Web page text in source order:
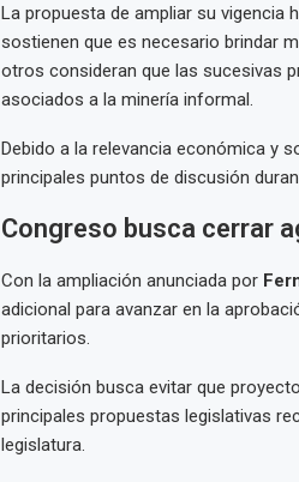
La propuesta de ampliar su vigencia
sostienen que es necesario brindar
otros consideran que las sucesivas
asociados a la minería informal.
Debido a la relevancia económica y
principales puntos de discusión
Congreso busca cerrar
Con la ampliación anunciada por
adicional para avanzar en la
prioritarios.
La decisión busca evitar que
principales propuestas legislativas
legislatura.